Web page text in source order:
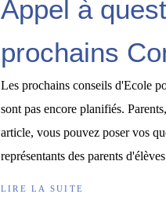
Appel à
prochains
Les prochains conseils d'Ecole
sont pas encore planifiés.
article, vous pouvez poser vos
représentants des parents
LIRE LA SUITE